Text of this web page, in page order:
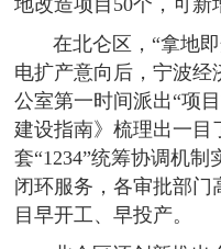
在北仑区，“拿地
电扩产意向后，宁波经
公室第一时间派出“项
建设指南》梳理出一目
套“1234”统筹协调机
闭环服务，各审批部门
目早开工、早投产。